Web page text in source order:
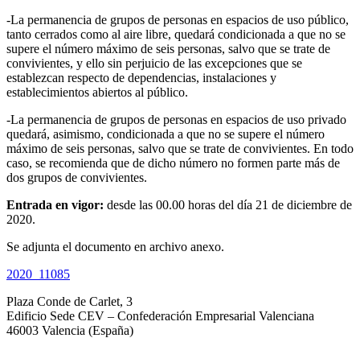
-La permanencia de grupos de personas en espacios de uso público,
tanto cerrados como al aire libre, quedará condicionada a que no se
supere el número máximo de seis personas, salvo que se trate de
convivientes, y ello sin perjuicio de las excepciones que se
establezcan respecto de dependencias, instalaciones y
establecimientos abiertos al público.
-La permanencia de grupos de personas en espacios de uso privado
quedará, asimismo, condicionada a que no se supere el número
máximo de seis personas, salvo que se trate de convivientes. En todo
caso, se recomienda que de dicho número no formen parte más de
dos grupos de convivientes.
Entrada en vigor: desde las 00.00 horas del día 21 de diciembre de
2020.
Se adjunta el documento en archivo anexo.
2020_11085
Plaza Conde de Carlet, 3
Edificio Sede CEV – Confederación Empresarial Valenciana
46003 Valencia (España)